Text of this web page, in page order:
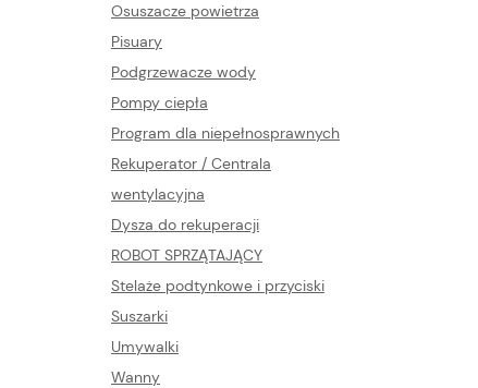
Osuszacze powietrza
Pisuary
Podgrzewacze wody
Pompy ciepła
Program dla niepełnosprawnych
Rekuperator / Centrala
wentylacyjna
Dysza do rekuperacji
ROBOT SPRZĄTAJĄCY
Stelaże podtynkowe i przyciski
Suszarki
Umywalki
Wanny